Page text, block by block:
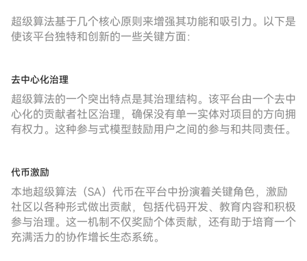
超级算法基于几个核心原则来增强其功能和吸引力。以下是
使该平台独特和创新的一些关键方面：
去中心化治理
超级算法的一个突出特点是其治理结构。该平台由一个去中
心化的贡献者社区治理，确保没有单一实体对项目的方向拥
有权力。这种参与式模型鼓励用户之间的参与和共同责任。
代币激励
本地超级算法（SA）代币在平台中扮演着关键角色，激励
社区以各种形式做出贡献，包括代码开发、教育内容和积极
参与治理。这一机制不仅奖励个体贡献，还有助于培育一个
充满活力的协作增长生态系统。